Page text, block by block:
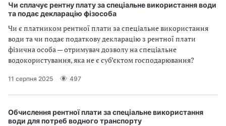
Чи сплачує рентну плату за спеціальне використання води
та подає декларацію фізособа
Чи є платником рентної плати за спеціальне використання
води та чи подає податкову декларацію з рентної плати
фізична особа — отримувач дозволу на спеціальне
водокористування, яка не є суб’єктом господарювання?
11 серпня 2025 497
Обчислення рентної плати за спеціальне використання
води для потреб водного транспорту